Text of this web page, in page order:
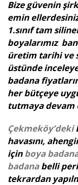
Bize güvenin
emin
1.sınıf tam
boyalarımız
üretim tarihi ve
üstünde
badana
her bütçeye
tutmaya devam
Çekmeköy’deki
havasını,
içinboya
badanabelli
tekrardan